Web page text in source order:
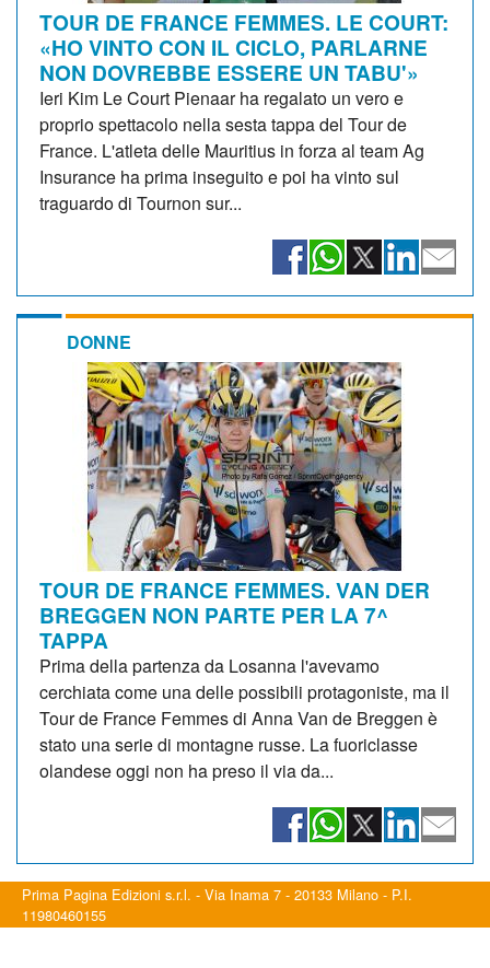
TOUR DE FRANCE FEMMES. LE COURT:
«HO VINTO CON IL CICLO, PARLARNE
NON DOVREBBE ESSERE UN TABU'»
Ieri Kim Le Court Pienaar ha regalato un vero e
proprio spettacolo nella sesta tappa del Tour de
France. L'atleta delle Mauritius in forza al team Ag
Insurance ha prima inseguito e poi ha vinto sul
traguardo di Tournon sur...
DONNE
TOUR DE FRANCE FEMMES. VAN DER
BREGGEN NON PARTE PER LA 7^
TAPPA
Prima della partenza da Losanna l'avevamo
cerchiata come una delle possibili protagoniste, ma il
Tour de France Femmes di Anna Van de Breggen è
stato una serie di montagne russe. La fuoriclasse
olandese oggi non ha preso il via da...
Prima Pagina Edizioni s.r.l. - Via Inama 7 - 20133 Milano - P.I.
11980460155